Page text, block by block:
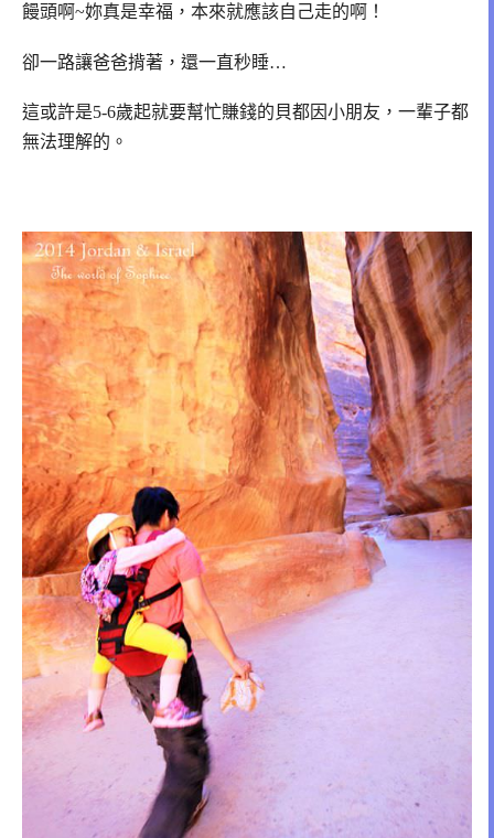
饅頭啊~妳真是幸福，本來就應該自己走的啊！
卻一路讓爸爸揹著，還一直秒睡…
這或許是5-6歲起就要幫忙賺錢的貝都因小朋友，一輩子都
無法理解的。